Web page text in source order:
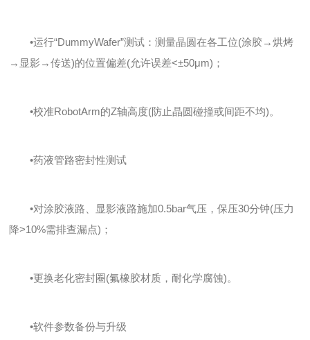
•运行“DummyWafer”测试：测量晶圆在各工位(涂胶→烘烤
→显影→传送)的位置偏差(允许误差<±50μm)；
•校准RobotArm的Z轴高度(防止晶圆碰撞或间距不均)。
•药液管路密封性测试
•对涂胶液路、显影液路施加0.5bar气压，保压30分钟(压力
降>10%需排查漏点)；
•更换老化密封圈(氟橡胶材质，耐化学腐蚀)。
•软件参数备份与升级